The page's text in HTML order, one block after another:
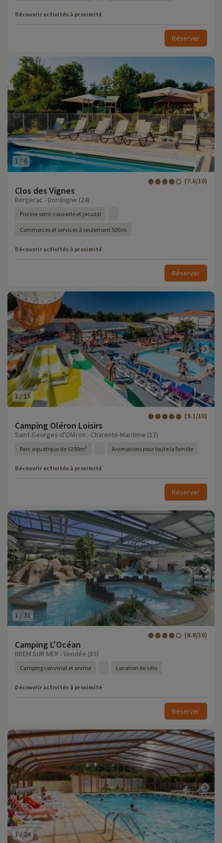
Découvrir activités à proximité
Réserver
1 / 6
Clos des Vignes
(7.6/10)
Bergerac - Dordogne (24)
Piscine semi-couverte et jacuzzi
Commerces et services à seulement 500 m
Découvrir activités à proximité
Réserver
1/15
Camping Oléron Loisirs
(9.1/10)
Saint-Georges-d'Oléron - Charente-Maritime (17)
Parc aquatique de 1200m² Animations pour toute la famille
Découvrir activités à proximité
Réserver
1 /31
Camping L'Océan
(8.8/10)
BREM SUR MER - Vendée (85)
Camping convivial et animé Location de vélo
Découvrir activités à proximité
Réserver
1/24